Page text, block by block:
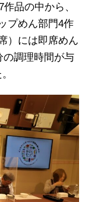
品の中から、
プめん部門4作
）には即席めん
の調理時間が与